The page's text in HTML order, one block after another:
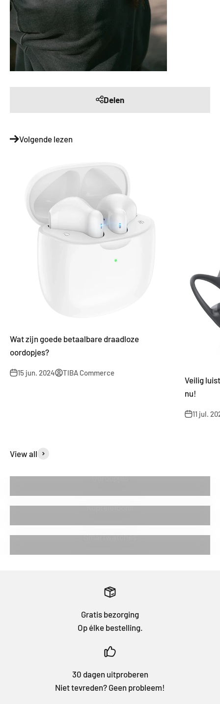
Delen
Volgende lezen
Wat zijn goede betaalbare draadloze
oordopjes?
15 jun. 2024 TIBA Commerce
Veilig
nu!
11 jul.
View all
Oordopjes
Koptelefoons
Smartwatches
Gratis bezorging
Op élke bestelling.
30 dagen uitproberen
Niet tevreden? Geen probleem!